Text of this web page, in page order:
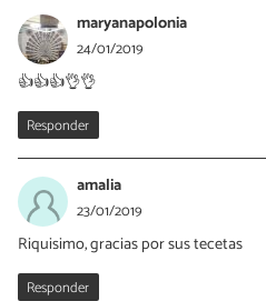
maryanapolonia
24/01/2019
👍👍👍👌👌
Responder
amalia
23/01/2019
Riquisimo, gracias por sus tecetas
Responder